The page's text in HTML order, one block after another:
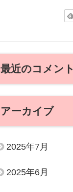
最近のコメント
アーカイブ
2025年7月
2025年6月